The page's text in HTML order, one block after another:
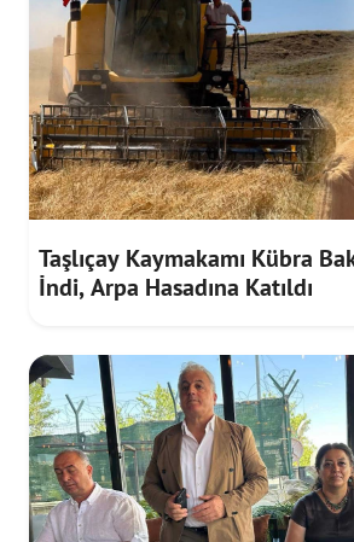
Taşlıçay Kaymakamı Kübra
İndi, Arpa Hasadına Katıldı